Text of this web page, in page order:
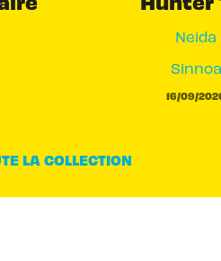
Neida
Sinnoa
16/09/
LA COLLECTION